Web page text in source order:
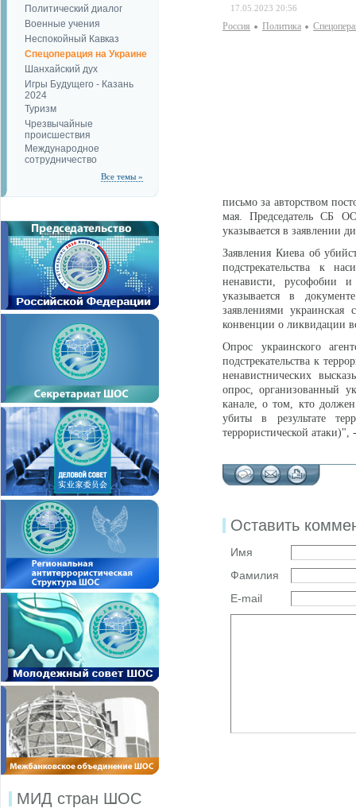
Политический диалог
Военные учения
Неспокойный Кавказ
Спецоперация на Украине
Шанхайский дух
Игры Будущего - Казань
2024
Туризм
Чрезвычайные
происшествия
Международное
сотрудничество
Все темы »
МИД стран ШОС
17.05.2023 20:56
Россия Политика
письмо за авторством
мая. Председатель СБ
указывается в заявлении
Заявления Киева об
подстрекательства к
ненависти, русофобии
указывается в
заявлениями
конвенции о ликвидации
Опрос украинского
подстрекательства к
ненавистнических
опрос, организованный
канале, о том, кто
убиты в результате
террористической
Оставить
Имя
Фамилия
E-mail